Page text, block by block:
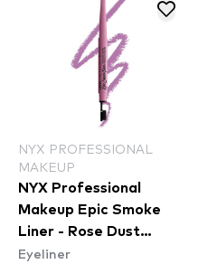
NYX PROFESSIONAL
MAKEUP
NYX Professional
Makeup Epic Smoke
Liner - Rose Dust
(ESL04)
Eyeliner